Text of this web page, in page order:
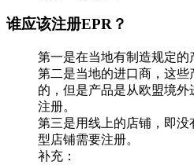
谁应该注册EPR？
第一是在当地有制造规定的
第二是当地的进口商，这
的，但是产品是从欧盟境
注册。
第三是用线上的店铺，即
型店铺需要注册。
补充：